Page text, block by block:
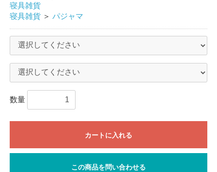
寝具雑貨
寝具雑貨 ＞ パジャマ
数量
カートに入れる
この商品を問い合わせる